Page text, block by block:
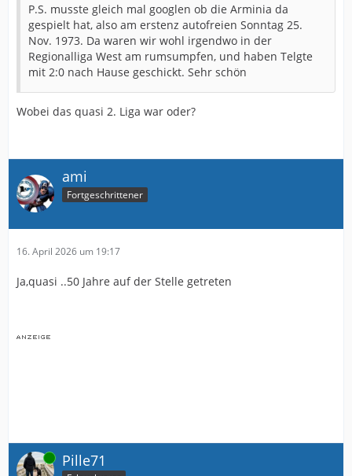
P.S. musste gleich mal googlen ob die Arminia da
gespielt hat, also am erstenz autofreien Sonntag 25.
Nov. 1973. Da waren wir wohl irgendwo in der
Regionalliga West am rumsumpfen, und haben Telgte
mit 2:0 nach Hause geschickt. Sehr schön
Wobei das quasi 2. Liga war oder?
ami
Fortgeschrittener
16. April 2026 um 19:17
Ja,quasi ..50 Jahre auf der Stelle getreten
Online Pille71